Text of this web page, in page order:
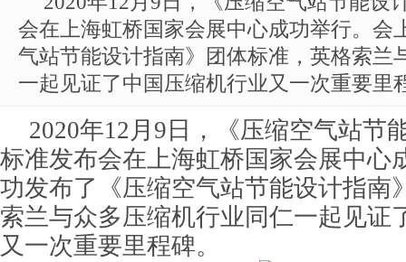
会在上海虹桥国家会展中心成功举行。会
气站节能设计指南》团体标准，英格索兰
一起见证了中国压缩机行业又一次重要里
2020年12月9日，《压缩空气站节
标准发布会在上海虹桥国家会展中心
功发布了《压缩空气站节能设计指南
索兰与众多压缩机行业同仁一起见证
又一次重要里程碑。